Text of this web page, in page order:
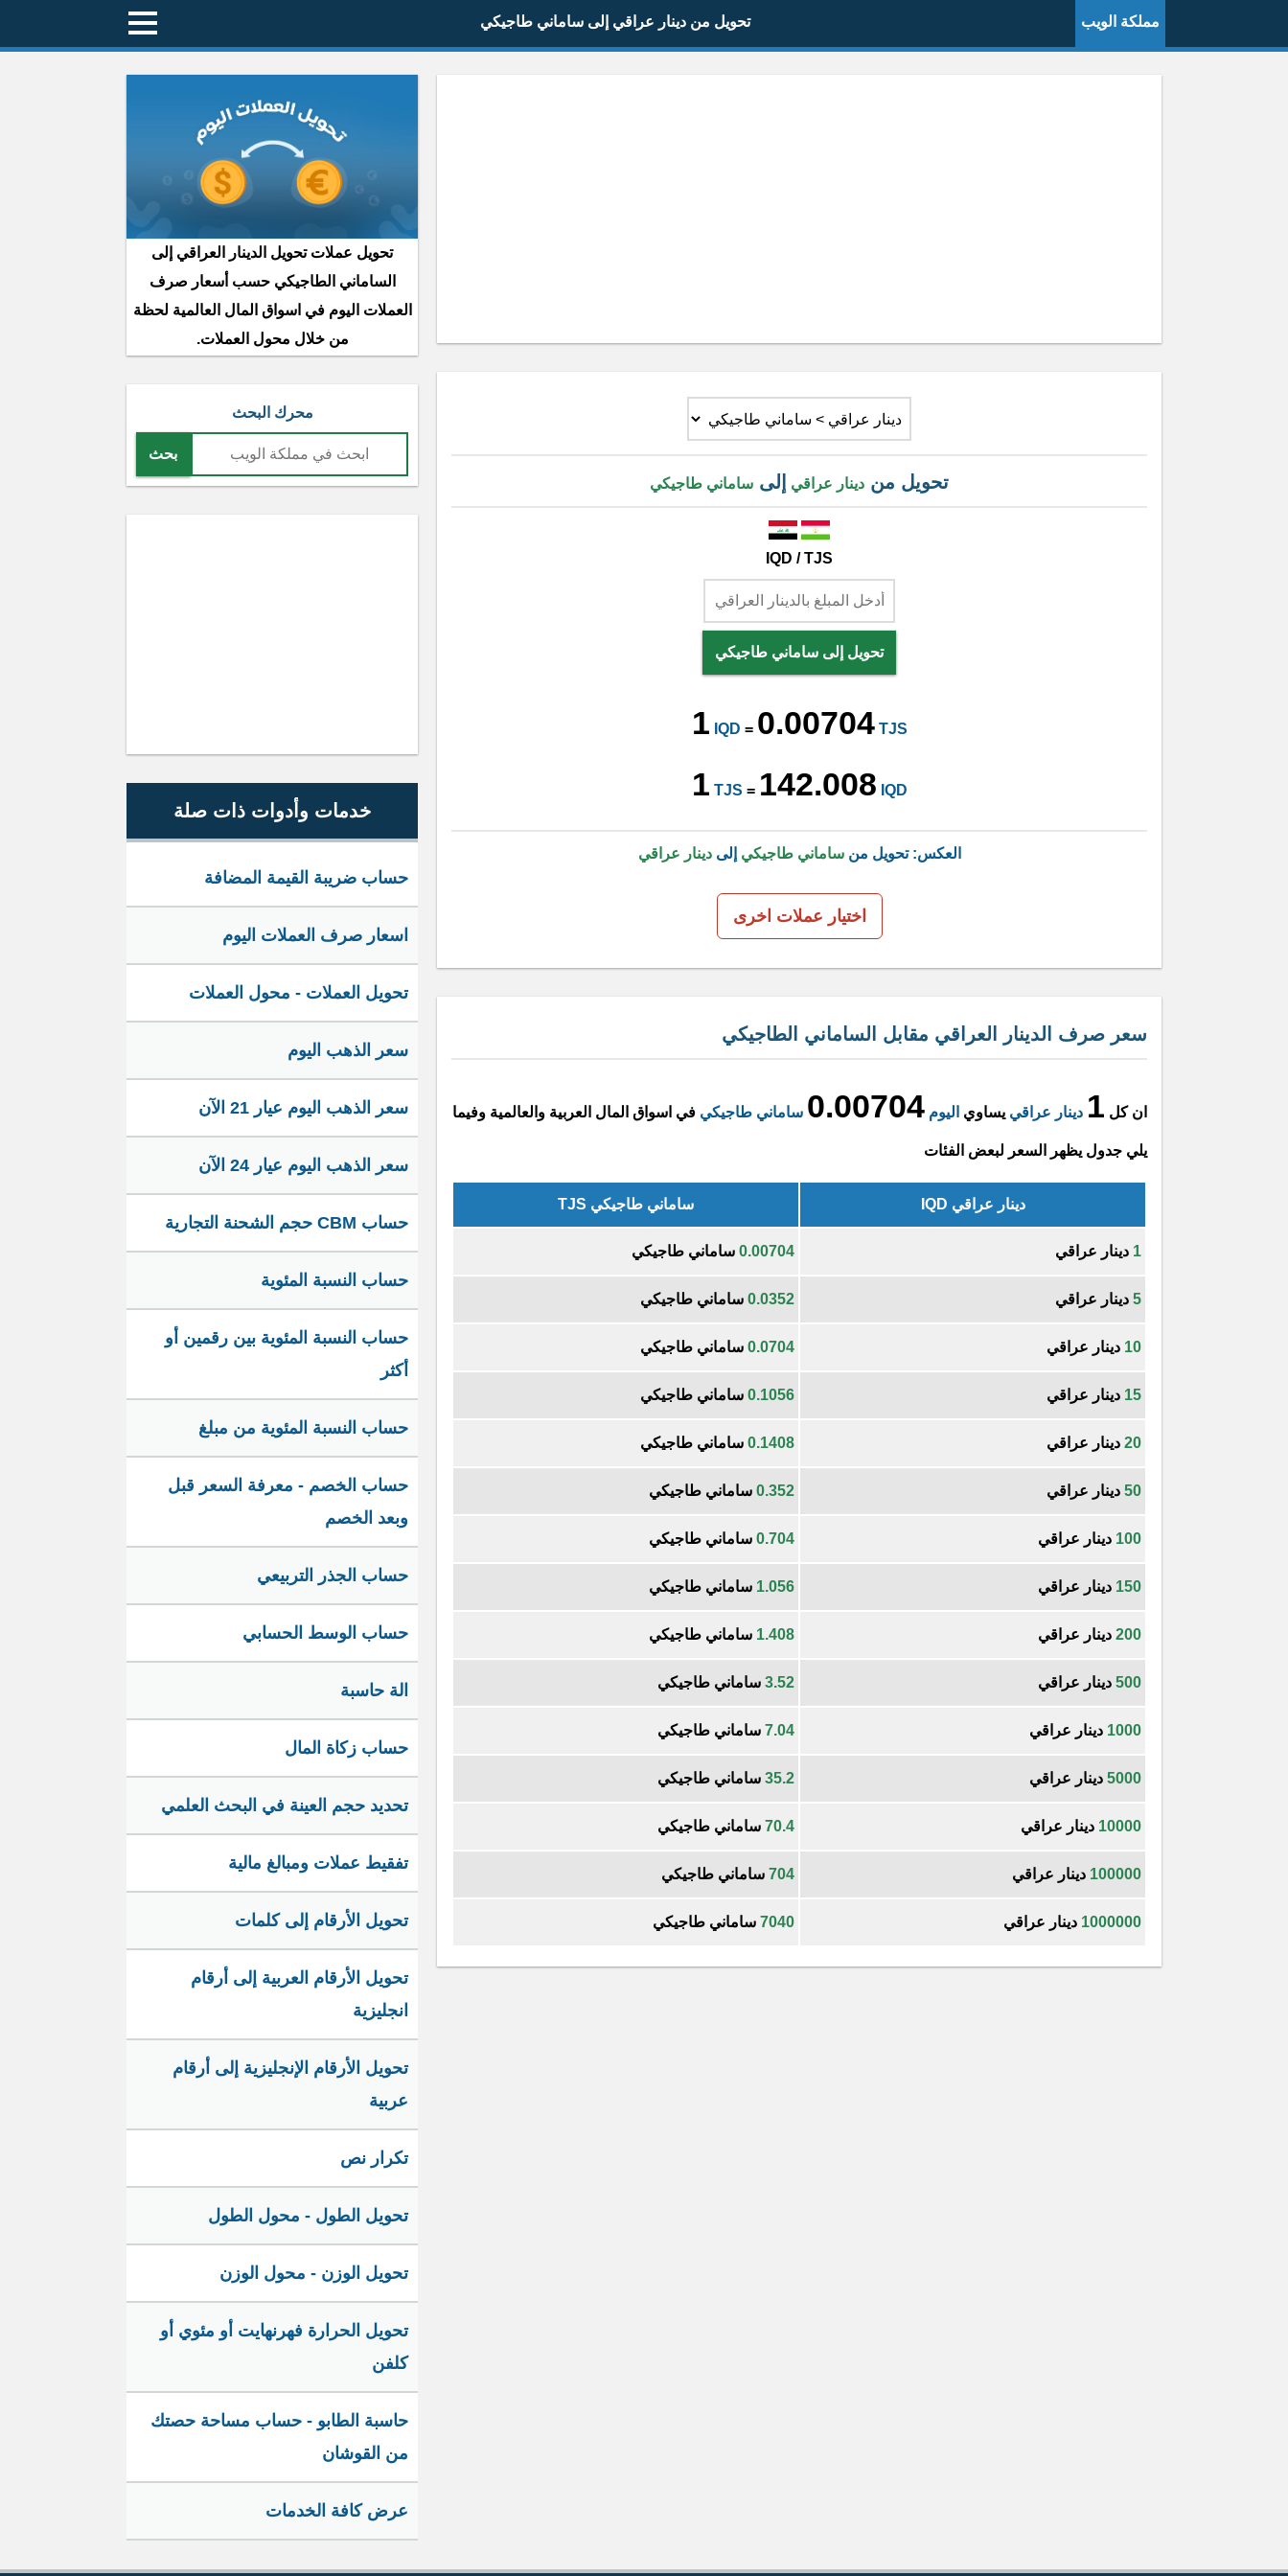
مملكة الويب تحويل من دينار عراقي إلى ساماني طاجيكي
تحويل من دينار عراقي إلى ساماني طاجيكي
IQD / TJS
تحويل إلى ساماني طاجيكي
1 IQD = 0.00704 TJS
1 TJS = 142.008 IQD
العكس: تحويل منساماني طاجيكي إلىدينار عراقي
اختيار عملات اخرى
سعر صرف الدينار العراقي مقابل الساماني الطاجيكي
ان كل 1 دينار عراقي يساوي اليوم 0.00704 ساماني طاجيكي في اسواق المال العربية والعالمية وفيما
يلي جدول يظهر السعر لبعض الفئات
دينار عراقي IQD ساماني طاجيكي TJS
1 دينار عراقي 0.00704 ساماني طاجيكي
5 دينار عراقي 0.0352 ساماني طاجيكي
10 دينار عراقي 0.0704 ساماني طاجيكي
15 دينار عراقي 0.1056 ساماني طاجيكي
20 دينار عراقي 0.1408 ساماني طاجيكي
50 دينار عراقي 0.352 ساماني طاجيكي
100 دينار عراقي 0.704 ساماني طاجيكي
150 دينار عراقي 1.056 ساماني طاجيكي
200 دينار عراقي 1.408 ساماني طاجيكي
500 دينار عراقي 3.52 ساماني طاجيكي
1000 دينار عراقي 7.04 ساماني طاجيكي
5000 دينار عراقي 35.2 ساماني طاجيكي
10000 دينار عراقي 70.4 ساماني طاجيكي
100000 دينار عراقي 704 ساماني طاجيكي
1000000 دينار عراقي 7040 ساماني طاجيكي
تحويل عملات تحويل الدينار العراقي إلى
الساماني الطاجيكي حسب أسعار صرف
العملات اليوم في اسواق المال العالمية لحظة
من خلال محول العملات.
محرك البحث
بحث
خدمات وأدوات ذات صلة
حساب ضريبة القيمة المضافة
اسعار صرف العملات اليوم
تحويل العملات - محول العملات
سعر الذهب اليوم
سعر الذهب اليوم عيار 21 الآن
سعر الذهب اليوم عيار 24 الآن
حساب CBM حجم الشحنة التجارية
حساب النسبة المئوية
حساب النسبة المئوية بين رقمين أو
أكثر
حساب النسبة المئوية من مبلغ
حساب الخصم - معرفة السعر قبل
وبعد الخصم
حساب الجذر التربيعي
حساب الوسط الحسابي
الة حاسبة
حساب زكاة المال
تحديد حجم العينة في البحث العلمي
تفقيط عملات ومبالغ مالية
تحويل الأرقام إلى كلمات
تحويل الأرقام العربية إلى أرقام
انجليزية
تحويل الأرقام الإنجليزية إلى أرقام
عربية
تكرار نص
تحويل الطول - محول الطول
تحويل الوزن - محول الوزن
تحويل الحرارة فهرنهايت أو مئوي أو
كلفن
حاسبة الطابو - حساب مساحة حصتك
من القوشان
عرض كافة الخدمات